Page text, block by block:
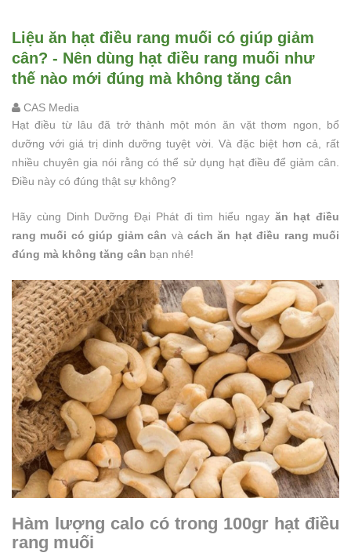
Liệu ăn hạt điều rang muối có giúp giảm
cân? - Nên dùng hạt điều rang muối như
thế nào mới đúng mà không tăng cân
CAS Media
Hạt điều từ lâu đã trở thành một món ăn vặt thơm ngon, bổ
dưỡng với giá trị dinh dưỡng tuyệt vời. Và đặc biệt hơn cả, rất
nhiều chuyên gia nói rằng có thể sử dụng hạt điều để giảm cân.
Điều này có đúng thật sự không?
Hãy cùng Dinh Dưỡng Đại Phát đi tìm hiểu ngay ăn hạt điều
rang muối có giúp giảm cân và cách ăn hạt điều rang muối
đúng mà không tăng cân bạn nhé!
Hàm lượng calo có trong 100gr hạt điều
rang muối